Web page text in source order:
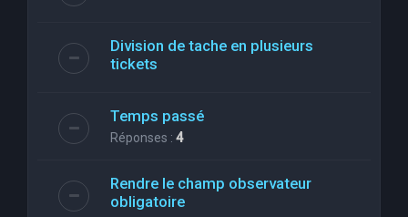
Division de tache en plusieurs
tickets
Temps passé
Réponses : 4
Rendre le champ observateur
obligatoire